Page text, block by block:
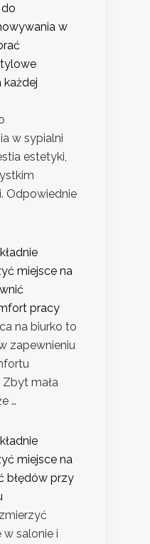
w
każdej
w sypialni
estetyki,
Odpowiednie
miejsce na
pracy
na biurko to
zapewnieniu
mała
…
miejsce na
błędów przy
w salonie i